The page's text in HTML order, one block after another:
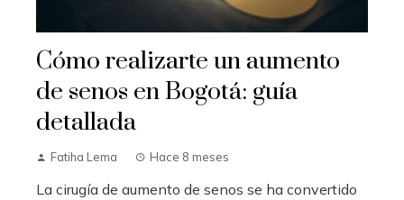
Cómo realizarte un aumento
de senos en Bogotá: guía
detallada
Fatiha Lema Hace 8 meses
La cirugía de aumento de senos se ha convertido